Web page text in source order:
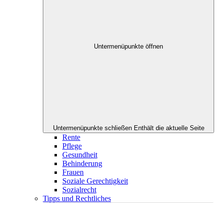
Untermenüpunkte öffnen
Untermenüpunkte schließen Enthält die aktuelle Seite
Rente
Pflege
Gesundheit
Behinderung
Frauen
Soziale Gerechtigkeit
Sozialrecht
Tipps und Rechtliches